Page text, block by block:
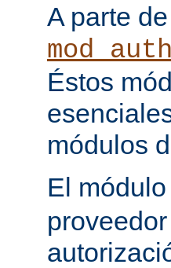
A parte
Éstos
módulos
El módulo